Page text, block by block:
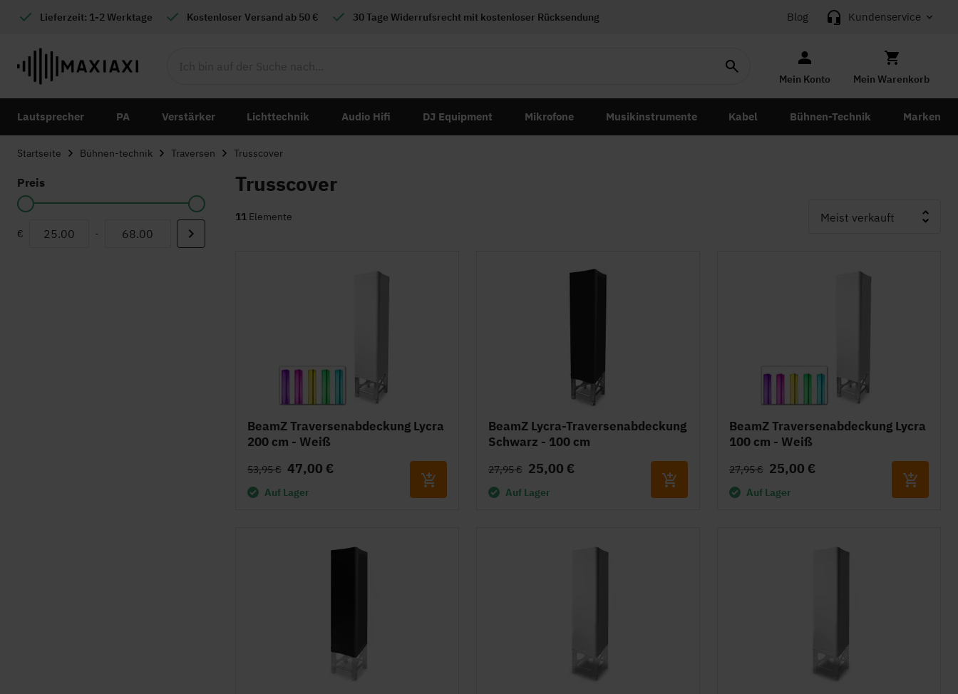
Lieferzeit: 1-2 Werktage Kostenloser Versand ab 50 € 30 Tage Widerrufsrecht mit kostenloser Rücksendung Blog Kundenservice
Mein Konto Mein Warenkorb
Lautsprecher PA Verstärker Lichttechnik Audio Hifi DJ Equipment Mikrofone Musikinstrumente Kabel Bühnen-Technik Marken
Startseite Bühnen-technik Traversen Trusscover
Trusscover
11Elemente
BeamZ Traversenabdeckung Lycra
200 cm - Weiß
47,00 €
53,95 €
Auf Lager
BeamZ Lycra-Traversenabdeckung
Schwarz - 100 cm
25,00 €
27,95 €
Auf Lager
BeamZ Traversenabdeckung Lycra
100 cm - Weiß
25,00 €
27,95 €
Auf Lager
Preis
€ -